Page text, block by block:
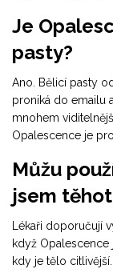
Je
pasty?
Ano. Bělicí pasty
proniká do emailu
mnohem
Opalescence je
Můžu
jsem
Lékaři doporučují
když
kdy je tělo